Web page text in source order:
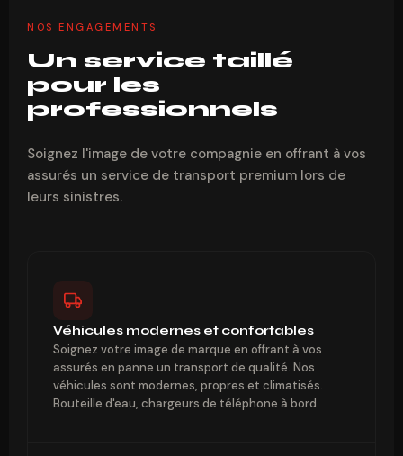
NOS ENGAGEMENTS
Un service taillé
pour les
professionnels
Soignez l'image de votre compagnie en offrant à vos
assurés un service de transport premium lors de
leurs sinistres.
Véhicules modernes et confortables
Soignez votre image de marque en offrant à vos
assurés en panne un transport de qualité. Nos
véhicules sont modernes, propres et climatisés.
Bouteille d'eau, chargeurs de téléphone à bord.